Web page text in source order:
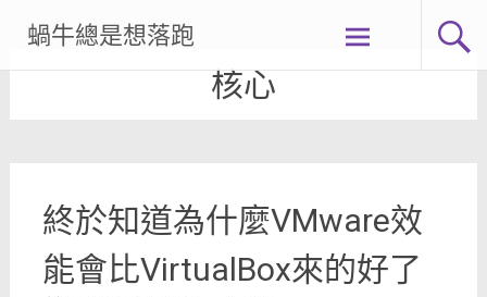
content
蝸牛總是想落跑
核心
終於知道為什麼VMware效
能會比VirtualBox來的好了